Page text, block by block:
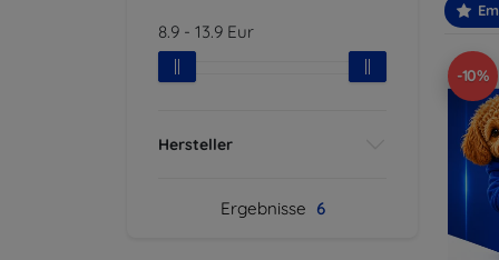
8.9 - 13.9 Eur
Hersteller
Ergebnisse 6
-10%